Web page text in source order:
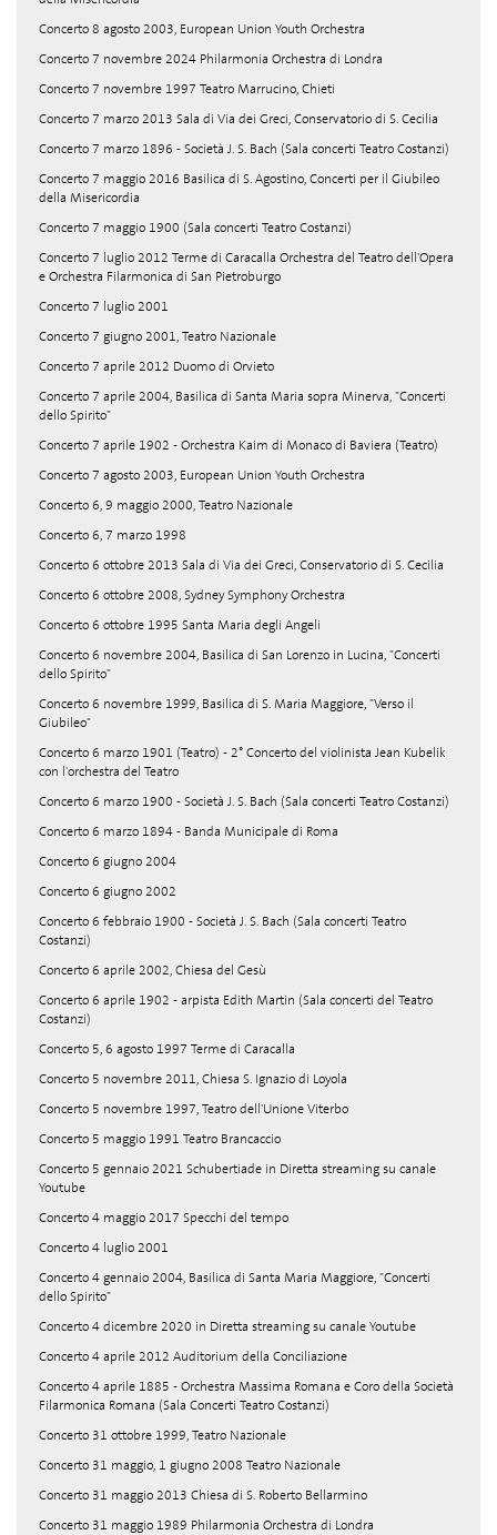
Concerto 8 agosto 2003, European Union Youth Orchestra
Concerto 7 novembre 2024 Philarmonia Orchestra di Londra
Concerto 7 novembre 1997 Teatro Marrucino, Chieti
Concerto 7 marzo 2013 Sala di Via dei Greci, Conservatorio di S. Cecilia
Concerto 7 marzo 1896 - Società J. S. Bach (Sala concerti Teatro Costanzi)
Concerto 7 maggio 2016 Basilica di S. Agostino, Concerti per il Giubileo
della Misericordia
Concerto 7 maggio 1900 (Sala concerti Teatro Costanzi)
Concerto 7 luglio 2012 Terme di Caracalla Orchestra del Teatro dell'Opera
e Orchestra Filarmonica di San Pietroburgo
Concerto 7 luglio 2001
Concerto 7 giugno 2001, Teatro Nazionale
Concerto 7 aprile 2012 Duomo di Orvieto
Concerto 7 aprile 2004, Basilica di Santa Maria sopra Minerva, "Concerti
dello Spirito"
Concerto 7 aprile 1902 - Orchestra Kaim di Monaco di Baviera (Teatro)
Concerto 7 agosto 2003, European Union Youth Orchestra
Concerto 6, 9 maggio 2000, Teatro Nazionale
Concerto 6, 7 marzo 1998
Concerto 6 ottobre 2013 Sala di Via dei Greci, Conservatorio di S. Cecilia
Concerto 6 ottobre 2008, Sydney Symphony Orchestra
Concerto 6 ottobre 1995 Santa Maria degli Angeli
Concerto 6 novembre 2004, Basilica di San Lorenzo in Lucina, "Concerti
dello Spirito"
Concerto 6 novembre 1999, Basilica di S. Maria Maggiore, "Verso il
Giubileo"
Concerto 6 marzo 1901 (Teatro) - 2° Concerto del violinista Jean Kubelik
con l'orchestra del Teatro
Concerto 6 marzo 1900 - Società J. S. Bach (Sala concerti Teatro Costanzi)
Concerto 6 marzo 1894 - Banda Municipale di Roma
Concerto 6 giugno 2004
Concerto 6 giugno 2002
Concerto 6 febbraio 1900 - Società J. S. Bach (Sala concerti Teatro
Costanzi)
Concerto 6 aprile 2002, Chiesa del Gesù
Concerto 6 aprile 1902 - arpista Edith Martin (Sala concerti del Teatro
Costanzi)
Concerto 5, 6 agosto 1997 Terme di Caracalla
Concerto 5 novembre 2011, Chiesa S. Ignazio di Loyola
Concerto 5 novembre 1997, Teatro dell'Unione Viterbo
Concerto 5 maggio 1991 Teatro Brancaccio
Concerto 5 gennaio 2021 Schubertiade in Diretta streaming su canale
Youtube
Concerto 4 maggio 2017 Specchi del tempo
Concerto 4 luglio 2001
Concerto 4 gennaio 2004, Basilica di Santa Maria Maggiore, "Concerti
dello Spirito"
Concerto 4 dicembre 2020 in Diretta streaming su canale Youtube
Concerto 4 aprile 2012 Auditorium della Conciliazione
Concerto 4 aprile 1885 - Orchestra Massima Romana e Coro della Società
Filarmonica Romana (Sala Concerti Teatro Costanzi)
Concerto 31 ottobre 1999, Teatro Nazionale
Concerto 31 maggio, 1 giugno 2008 Teatro Nazionale
Concerto 31 maggio 2013 Chiesa di S. Roberto Bellarmino
Concerto 31 maggio 1989 Philarmonia Orchestra di Londra